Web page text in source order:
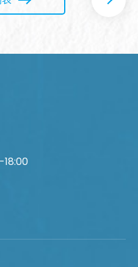
18:00